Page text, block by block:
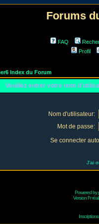
Forums
FAQ
Profil
Index du Forum
Veuillez entrer votre nom
Nom d'utilisateur:
Mot de passe:
Se connecter
J'ai
Powered by
Version Fr